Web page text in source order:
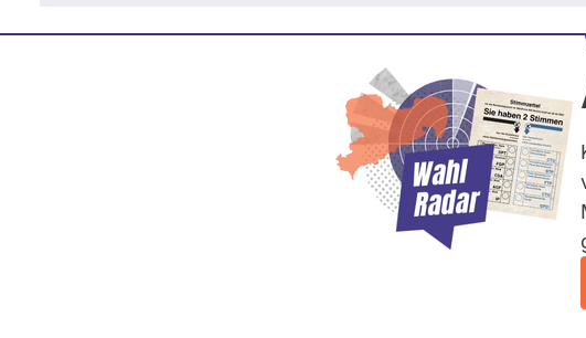
Antrag gegen
Einschüchterung in
in der Bremischen
Farbanschlag auf das Wohnhaus des Leiters des